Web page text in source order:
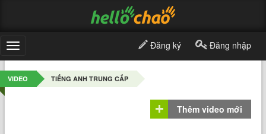
Toggle
navigation
Đăng ký Đăng nhập
VIDEO TIẾNG ANH TRUNG CẤP
Thêm video mới